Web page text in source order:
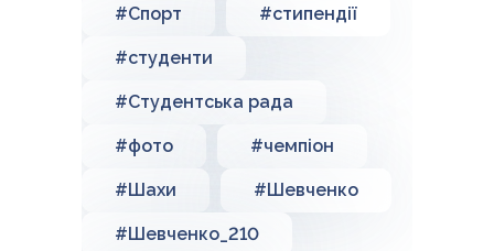
#Спорт #стипендії
#студенти
#Студентська рада
#фото #чемпіон
#Шахи #Шевченко
#Шевченко_210